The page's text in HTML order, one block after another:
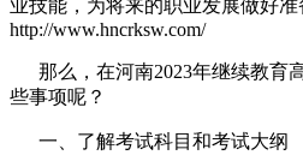
业技能，为将来的职业发展做好准
http://www.hncrksw.com/
那么，在河南2023年继续教育
些事项呢？
一、了解考试科目和考试大纲